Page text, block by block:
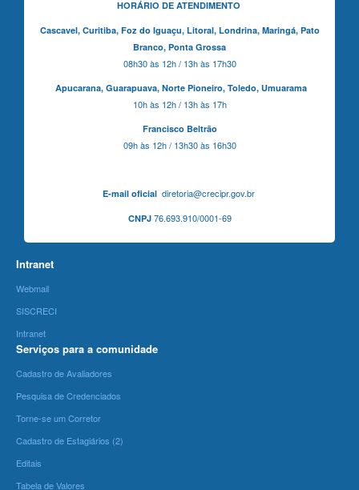
HORÁRIO DE ATENDIMENTO
Cascavel, Curitiba,Foz do Iguaçu, Litoral, Londrina, Maringá, Pato
Branco, Ponta Grossa
08h30 às 12h / 13h às 17h30
Apucarana, Guarapuava, Norte Pioneiro, Toledo, Umuarama
10h às 12h / 13h às 17h
Francisco Beltrão
09h às 12h / 13h30 às 16h30
E-mail oficialdiretoria@crecipr.gov.br
CNPJ76.693.910/0001-69
Intranet
Webmail
SISCRECI
Intranet
Serviços para a comunidade
Cadastro de Avaliadores
Pesquisa de Credenciados
Torne-se um Corretor
Cadastro de Estagiários (2)
Editais
Tabela de Valores